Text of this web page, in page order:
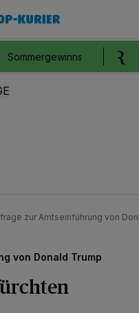
Sommergewinnspiel
zur Amtseinführung von
von Donald Trump